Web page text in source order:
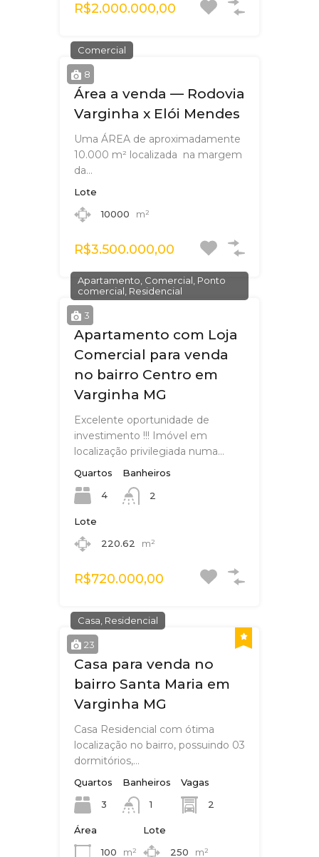
R$2.000.000,00
8
Comercial
Área a venda — Rodovia
Varginha x Elói Mendes
Uma ÁREA de aproximadamente
10.000 m² localizada na margem
da…
Lote
10000
m²
R$3.500.000,00
3
Apartamento, Comercial, Ponto
comercial, Residencial
Apartamento com Loja
Comercial para venda
no bairro Centro em
Varginha MG
Excelente oportunidade de
investimento !!! Imóvel em
localização privilegiada numa…
Quartos
4
Banheiros
2
Lote
220.62
m²
R$720.000,00
23
Casa, Residencial
Casa para venda no
bairro Santa Maria em
Varginha MG
Casa Residencial com ótima
localização no bairro, possuindo 03
dormitórios,…
Quartos
3
Banheiros
1
Vagas
2
Área
100
m²
Lote
250
m²